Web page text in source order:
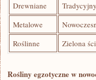
Drewniane
Metalowe
Roślinne
Zielona
Rośliny⁤ egzotyczne w